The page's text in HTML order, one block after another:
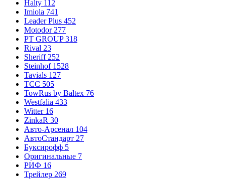
Halty 112
Imiola 741
Leader Plus 452
Motodor 277
PT GROUP 318
Rival 23
Sheriff 252
Steinhof 1528
Tavials 127
TCC 505
TowRus by Baltex 76
Westfalia 433
Witter 16
ZinkaR 30
Авто-Арсенал 104
АвтоСтандарт 27
Буксирофф 5
Оригинальные 7
РИФ 16
Трейлер 269